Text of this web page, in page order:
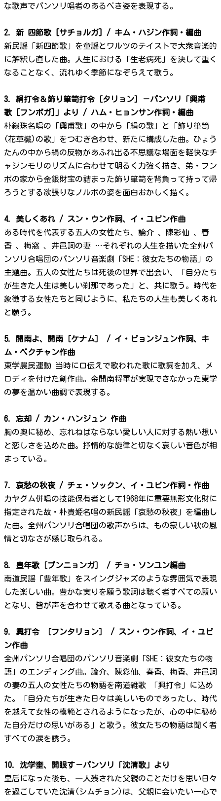
な歌声でパンソリ唱者のあるべき姿を表現する。
2. 新 四節歌 [サチョルガ] / キム・ハジン作詞・編曲
新民謡「新四節歌」を童謡とワルツのテイストで大衆音楽的
に解釈し直した曲。人生における「生老病死」を決して重く
なることなく、流れゆく季節になぞらえて歌う。
3. 絹打令＆飾り箪笥打令［タリョン］－パンソリ「興甫
歌 [フンボガ]」より / ハム・ヒョンサン作詞・編曲
朴綠珠名唱の「興甫歌」の中から「絹の歌」と「飾り箪笥
(花草欌)の歌」をつむぎ合わせ、新たに構成した曲。ひょう
たんの中から絹の反物があふれ出る不思議な場面を軽快なチ
ャジンモリのリズムに合わせて明るく力強く描き、弟・フン
ボの家から金銀財宝の詰まった飾り箪笥を背負って持って帰
ろうとする欲張りなノルボの姿を面白おかしく描く。
4. 美しくあれ / スン・ウン作詞、イ・ユビン作曲
ある時代を代表する五人の女性たち、論介 、陳彩仙 、春
香 、梅窓 、井邑詞の妻 …それぞれの人生を描いた全州パ
ンソリ合唱団のパンソリ音楽劇「SHE：彼女たちの物語」の
主題曲。五人の女性たちは死後の世界で出会い、「自分たち
が生きた人生は美しい刹那であった」と、共に歌う。時代を
象徴する女性たちと同じように、私たちの人生も美しくあれ
と願う。
5. 開南よ、開南［ケナム］ / イ・ビョンジュン作詞、キ
ム・ベクチャン作曲
東学農民運動 当時に口伝えで歌われた歌に歌詞を加え、メ
ロディを付けた創作曲。金開南将軍が実現できなかった東学
の夢を温かい曲調で表現する。
6. 忘却 / カン・ハンジュン 作曲
胸の奥に秘め、忘れねばならない愛しい人に対する熱い想い
と恋しさを込めた曲。抒情的な旋律と切なく哀しい音色が相
まっている。
7. 哀愁の秋夜 / チェ・ソックン、イ・ユビン作詞・作曲
カヤグム併唱の技能保有者として1968年に重要無形文化財に
指定された故・朴貴姫名唱の新民謡「哀愁の秋夜」を編曲し
た曲。全州パンソリ合唱団の歌声からは、もの寂しい秋の風
情と切なさが感じ取られる。
8. 豊年歌［プンニョンガ］ / チョ・ソンユン編曲
南道民謡「豊年歌」をスイングジャズのような雰囲気で表現
した楽しい曲。豊かな実りを願う歌詞は聴く者すべての願い
となり、皆が声を合わせて歌える曲となっている。
9. 興打令 ［フンタリョン］ / スン・ウン作詞、イ・ユビ
ン作曲
全州パンソリ合唱団のパンソリ音楽劇「SHE：彼女たちの物
語」のエンディング曲。論介、陳彩仙、春香、梅香、井邑詞
の妻の五人の女性たちの物語を南道雑歌 「興打令」に込め
た。「自分たちが生きた日々は美しいものであったし、時代
を越えて女性の模範とされるようになったが、心の中に秘め
た自分だけの思いがある」と歌う。彼女たちの物語は聞く者
すべての涙を誘う。
10. 沈学奎、開眼す－パンソリ「沈清歌」より
皇后になった後も、一人残された父親のことだけを思い日々
を過ごしていた沈清(シムチョン)は、父親に会いたい一心で